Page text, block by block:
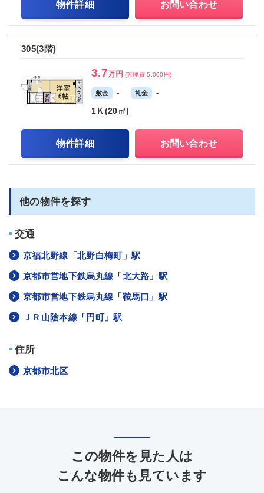
物件詳細 お問い合わせ
305(3階)
3.7万円 (管理費 5,000円)
敷金 - 礼金 -
1Ｋ(20㎡)
物件詳細 お問い合わせ
他の物件を探す
交通
京福北野線「北野白梅町」駅
京都市営地下鉄烏丸線「北大路」駅
京都市営地下鉄烏丸線「鞍馬口」駅
ＪＲ山陰本線「円町」駅
住所
京都市北区
この物件を見た人は
こんな物件も見ています